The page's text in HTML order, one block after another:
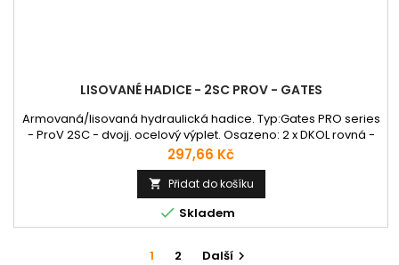
LISOVANÉ HADICE - 2SC PROV - GATES
Armovaná/lisovaná hydraulická hadice. Typ:Gates PRO series
- ProV 2SC - dvojj. ocelový výplet. Osazeno: 2 x DKOL rovná -
Lehká řada V případě zájmu o jiné, než nabízené délky nebo
koncovky, nás neváhejte kontaktovat na +420 725 775 475
nebo na info@jsc-hydraulika.cz .
Cena
297,66 Kč
 Přidat do košíku
 Skladem
1 2 Další 